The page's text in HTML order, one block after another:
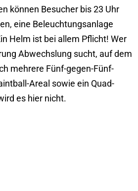
können Besucher bis 23 Uhr
eine Beleuchtungsanlage
Helm ist bei allem Pflicht! Wer
Abwechslung sucht, auf dem
mehrere Fünf-gegen-Fünf-
Areal sowie ein Quad-
es hier nicht.